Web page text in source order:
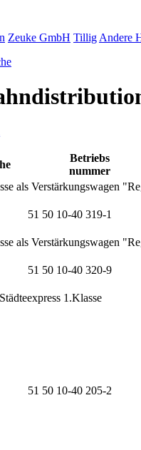
Zeuke GmbH Tillig Andere
Betriebs
nummer
als Verstärkungswagen
51 50 10-40 319-1
als Verstärkungswagen
51 50 10-40 320-9
1.Klasse
51 50 10-40 205-2